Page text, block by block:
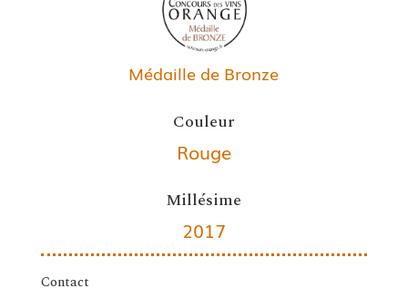
Médaille de Bronze
Couleur
Rouge
Millésime
2017
Contact